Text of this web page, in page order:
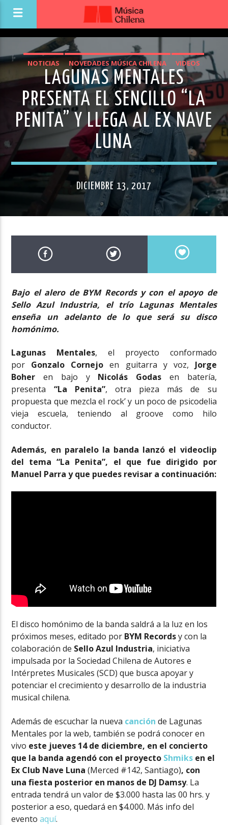
NOTICIAS NOVEDADES MÚSICA CHILENA VIDEOS
LAGUNAS MENTALES
PRESENTA EL SENCILLO “LA
PENITA” Y LLEGA AL EX NAVE
LUNA
DICIEMBRE 13, 2017
Bajo el alero de BYM Records y con el apoyo de
Sello Azul Industria, el trío Lagunas Mentales
enseña un adelanto de lo que será su disco
homónimo.
Lagunas Mentales, el proyecto conformado
por Gonzalo Cornejo en guitarra y voz, Jorge
Boher en bajo y Nicolás Godas en batería,
presenta “La Penita”, otra pieza más de su
propuesta que mezcla el rock’ y un poco de psicodelia
vieja escuela, teniendo al groove como hilo
conductor.
Además, en paralelo la banda lanzó el videoclip
del tema “La Penita”, el que fue dirigido por
Manuel Parra y que puedes revisar a continuación:
El disco homónimo de la banda saldrá a la luz en los
próximos meses, editado por BYM Recordsy con la
colaboración de Sello Azul Industria, iniciativa
impulsada por la Sociedad Chilena de Autores e
Intérpretes Musicales (SCD) que busca apoyar y
potenciar el crecimiento y desarrollo de la industria
musical chilena.
Además de escuchar la nueva canción de Lagunas
Mentales por la web, también se podrá conocer en
vivo este jueves 14 de diciembre, en el concierto
que la banda agendó con el proyecto Shmiks en el
Ex Club Nave Luna(Merced #142, Santiago), con
una fiesta posterior en manos de DJ Damsy. La
entrada tendrá un valor de $3.000 hasta las 00 hrs. y
posterior a eso, quedará en $4.000. Más info del
eventoaquí.